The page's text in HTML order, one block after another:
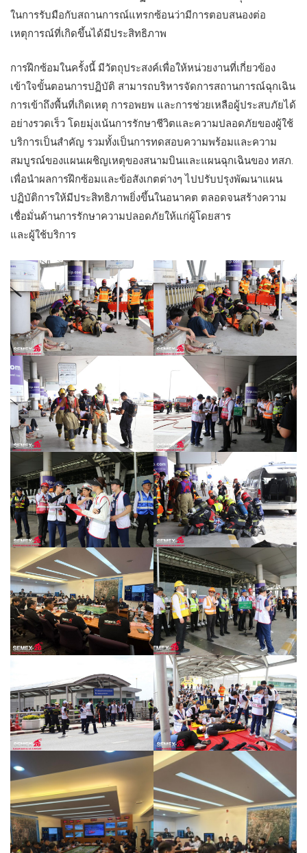
ในการรับมือกับสถานการณ์แทรกซ้อนว่ามีการตอบสนองต่อ
เหตุการณ์ที่เกิดขึ้นได้มีประสิทธิภาพ
การฝึกซ้อมในครั้งนี้ มีวัตถุประสงค์เพื่อให้หน่วยงานที่เกี่ยวข้อง
เข้าใจขั้นตอนการปฏิบัติ สามารถบริหารจัดการสถานการณ์ฉุกเฉิน
การเข้าถึงพื้นที่เกิดเหตุ การอพยพ และการช่วยเหลือผู้ประสบภัยได้
อย่างรวดเร็ว โดยมุ่งเน้นการรักษาชีวิตและความปลอดภัยของผู้ใช้
บริการเป็นสำคัญ รวมทั้งเป็นการทดสอบความพร้อมและความ
สมบูรณ์ของแผนเผชิญเหตุของสนามบินและแผนฉุกเฉินของ ทสภ.
เพื่อนำผลการฝึกซ้อมและข้อสังเกตต่างๆ ไปปรับปรุงพัฒนาแผน
ปฏิบัติการให้มีประสิทธิภาพยิ่งขึ้นในอนาคต ตลอดจนสร้างความ
เชื่อมั่นด้านการรักษาความปลอดภัยให้แก่ผู้โดยสาร
และผู้ใช้บริการ